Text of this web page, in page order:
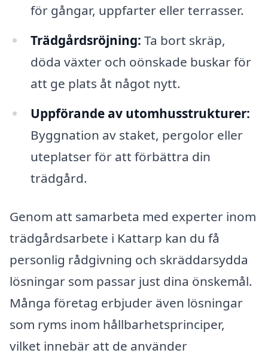
för gångar, uppfarter eller terrasser.
Trädgårdsröjning: Ta bort skräp,
döda växter och oönskade buskar för
att ge plats åt något nytt.
Uppförande av utomhusstrukturer:
Byggnation av staket, pergolor eller
uteplatser för att förbättra din
trädgård.
Genom att samarbeta med experter inom
trädgårdsarbete i Kattarp kan du få
personlig rådgivning och skräddarsydda
lösningar som passar just dina önskemål.
Många företag erbjuder även lösningar
som ryms inom hållbarhetsprinciper,
vilket innebär att de använder